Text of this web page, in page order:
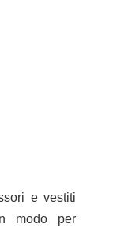
e vestiti
modo per